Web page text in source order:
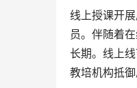
线上授课开
员。伴随着
长期。线上
教培机构抵御